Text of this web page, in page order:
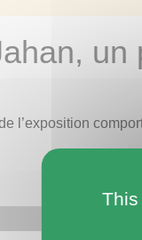
un
l’exposition